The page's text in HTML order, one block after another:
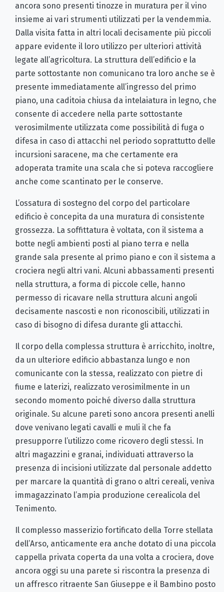
ancora sono presenti tinozze in muratura per il vino
insieme ai vari strumenti utilizzati per la vendemmia.
Dalla visita fatta in altri locali decisamente più piccoli
appare evidente il loro utilizzo per ulteriori attività
legate all’agricoltura. La struttura dell’edificio e la
parte sottostante non comunicano tra loro anche se è
presente immediatamente all’ingresso del primo
piano, una caditoia chiusa da intelaiatura in legno, che
consente di accedere nella parte sottostante
verosimilmente utilizzata come possibilità di fuga o
difesa in caso di attacchi nel periodo soprattutto delle
incursioni saracene, ma che certamente era
adoperata tramite una scala che si poteva raccogliere
anche come scantinato per le conserve.
L’ossatura di sostegno del corpo del particolare
edificio è concepita da una muratura di consistente
grossezza. La soffittatura è voltata, con il sistema a
botte negli ambienti posti al piano terra e nella
grande sala presente al primo piano e con il sistema a
crociera negli altri vani. Alcuni abbassamenti presenti
nella struttura, a forma di piccole celle, hanno
permesso di ricavare nella struttura alcuni angoli
decisamente nascosti e non riconoscibili, utilizzati in
caso di bisogno di difesa durante gli attacchi.
Il corpo della complessa struttura è arricchito, inoltre,
da un ulteriore edificio abbastanza lungo e non
comunicante con la stessa, realizzato con pietre di
fiume e laterizi, realizzato verosimilmente in un
secondo momento poiché diverso dalla struttura
originale. Su alcune pareti sono ancora presenti anelli
dove venivano legati cavalli e muli il che fa
presupporre l’utilizzo come ricovero degli stessi. In
altri magazzini e granai, individuati attraverso la
presenza di incisioni utilizzate dal personale addetto
per marcare la quantità di grano o altri cereali, veniva
immagazzinato l’ampia produzione cerealicola del
Tenimento.
Il complesso masserizio fortificato della Torre stellata
dell’Arso, anticamente era anche dotato di una piccola
cappella privata coperta da una volta a crociera, dove
ancora oggi su una parete si riscontra la presenza di
un affresco ritraente San Giuseppe e il Bambino posto